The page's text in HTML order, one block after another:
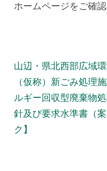
ホームページをご確認
山辺・県北西部広域
（仮称）新ごみ処理
ルギー回収型廃棄物
針及び要求水準書（
ク】